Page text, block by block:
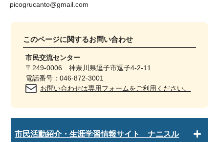
picogrucanto@gmail.com
このページに関するお問い合わせ
市民交流センター
〒249-0006 神奈川県逗子市逗子4-2-11
電話番号：046-872-3001
お問い合わせは専用フォームをご利用ください。
市民活動紹介・生涯学習情報サイト ナニスル